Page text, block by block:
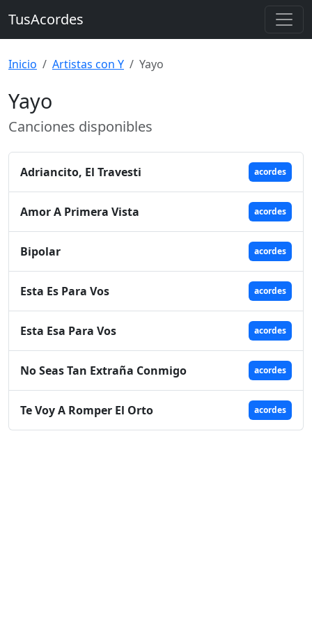
TusAcordes
Inicio Artistas con Y Yayo
Yayo
Canciones disponibles
Adriancito, El Travesti acordes
Amor A Primera Vista acordes
Bipolar acordes
Esta Es Para Vos acordes
Esta Esa Para Vos acordes
No Seas Tan Extraña Conmigo acordes
Te Voy A Romper El Orto acordes